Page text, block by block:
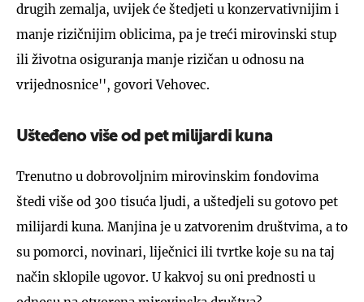
drugih zemalja, uvijek će štedjeti u konzervativnijim i
manje rizičnijim oblicima, pa je treći mirovinski stup
ili životna osiguranja manje rizičan u odnosu na
vrijednosnice'', govori Vehovec.
Ušteđeno više od pet milijardi kuna
Trenutno u dobrovoljnim mirovinskim fondovima
štedi više od 300 tisuća ljudi, a uštedjeli su gotovo pet
milijardi kuna. Manjina je u zatvorenim društvima, a to
su pomorci, novinari, liječnici ili tvrtke koje su na taj
način sklopile ugovor. U kakvoj su oni prednosti u